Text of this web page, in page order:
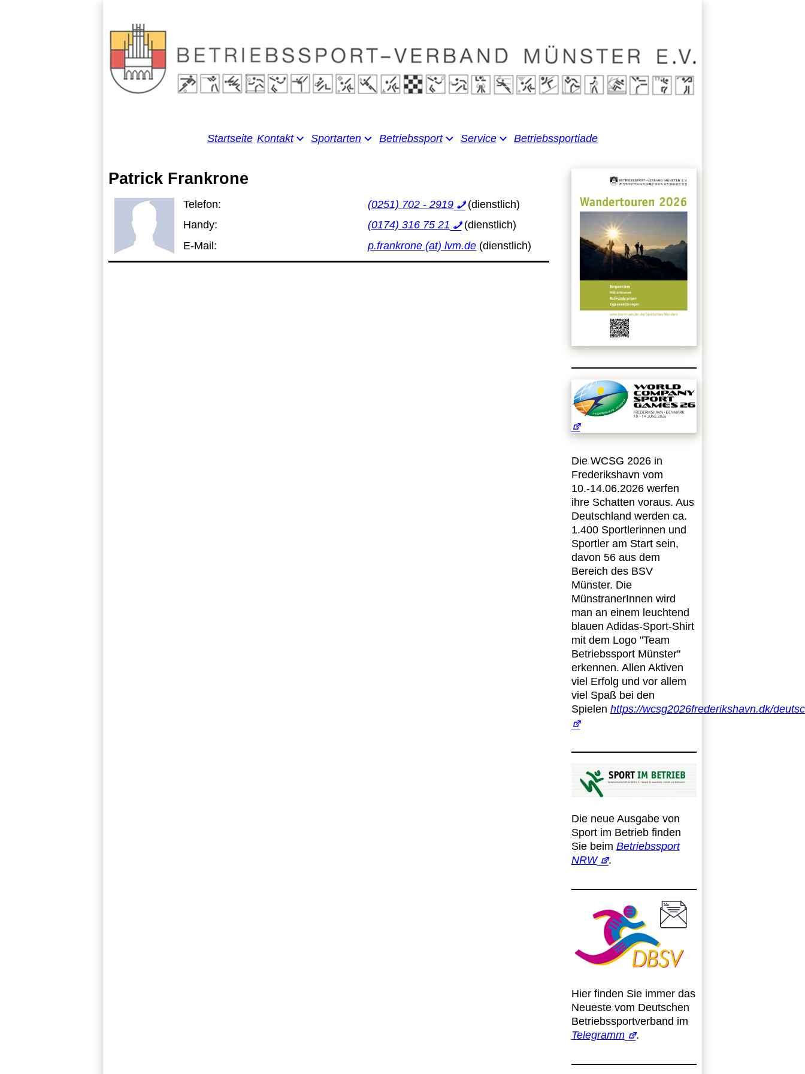
Startseite Kontakt Sportarten Betriebssport Service Betriebssportiade
Patrick Frankrone
Telefon:
(0251) 702 - 2919
Handy:
(0174) 316 75 21
E-Mail:
p.frankrone (at) lvm.de
Die WCSG 2026 in
Frederikshavn vom
10.-14.06.2026 werfen
ihre Schatten voraus. Aus
Deutschland werden ca.
1.400 Sportlerinnen und
Sportler am Start sein,
davon 56 aus dem
Bereich des BSV
Münster. Die
MünstranerInnen wird
man an einem leuchtend
blauen Adidas-Sport-Shirt
mit dem Logo "Team
Betriebssport Münster"
erkennen. Allen Aktiven
viel Erfolg und vor allem
viel Spaß bei den
Spielen https://wcsg2026frederikshavn.dk/
Die neue Ausgabe von
Sport im Betrieb finden
Sie beim Betriebssport
NRW
.
Hier finden Sie immer das
Neueste vom Deutschen
Betriebssportverband im
Telegramm
.